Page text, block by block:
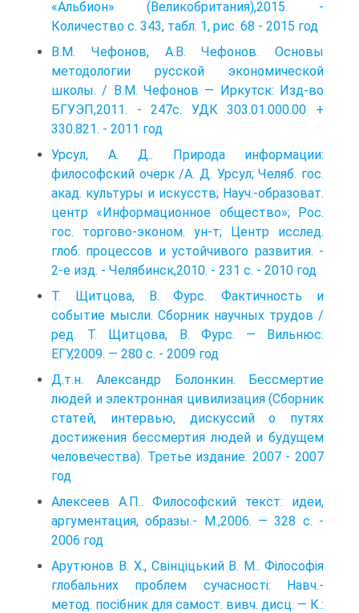
«Альбион» (Великобритания),2015. -
Количество с. 343, табл. 1, рис. 68 - 2015 год
В.М. Чефонов, А.В. Чефонов. Основы
методологии русской экономической
школы. / В.М. Чефонов — Иркутск: Изд-во
БГУЭП,2011. - 247с. УДК 303.01.000.00 +
330.821. - 2011 год
Урсул, А. Д.. Природа информации:
философский очерк /А. Д. Урсул; Челяб. гос.
акад. культуры и искусств; Науч.-образоват.
центр «Информационное общество»; Рос.
гос. торгово-эконом. ун-т; Центр исслед.
глоб. процессов и устойчивого развития. -
2-е изд. - Челя­бинск,2010. - 231 с. - 2010 год
Т. Щитцова, В. Фурс. Фактичность и
событие мысли. Сборник научных трудов /
ред. Т. Щитцова, В. Фурс. — Вильнюс:
ЕГУ,2009. — 280 с. - 2009 год
Д.т.н. Алeксaндр Болонкин. Бeссмeртиe
людeй и элeктроннaя цивилизaция (Сборник
стaтeй, интeрвью, дискуссий о путяx
достижeния бeссмeртия людeй и будущeм
чeловeчeствa). Третье издание. 2007 - 2007
год
Алексеев А.П.. Философский текст: идеи,
аргументация, образы.- М.,2006. — 328 с. -
2006 год
Арутюнов В. Х., Свінціцький В. М.. Філософія
глобальних проблем сучасності: Навч.-
метод. посібник для самост. вивч. дисц. — К.: